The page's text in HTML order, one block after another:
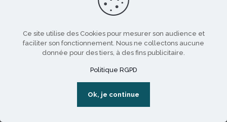
FORMATION DÉCORATION AMÉNAGEMENT
FORMATION BACHELOR ANIMATION 3D
FORMATION MONTAGE VIDÉO EFFETS SPÉCIAUX –
FORMATION MOTION DESIGN CERTIFIÉ RNCP
NIVEAU 6 (EU)
Ce site utilise des Cookies pour mesurer son audience et
faciliter son fonctionnement. Nous ne collectons aucune
donnée pour des tiers, à des fins publicitaire.
Politique RGPD
Ok, je continue